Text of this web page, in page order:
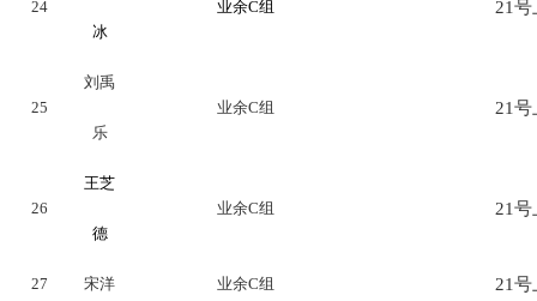
24
冰
业余C组 21号
25
刘禹
乐
业余C组 21号
26
王芝
德
业余C组 21号
27 宋洋 业余C组 21号